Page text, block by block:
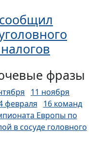
фразы
11 ноября
февраля
16 команд
Европы по
в сосуде головного